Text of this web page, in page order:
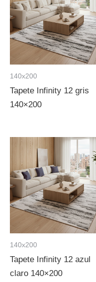
140x200
Tapete Infinity 12 gris
140×200
140x200
Tapete Infinity 12 azul
claro 140×200